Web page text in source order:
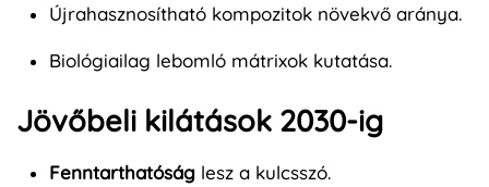
Újrahasznosítható kompozitok növekvő aránya.
Biológiailag lebomló mátrixok kutatása.
Jövőbeli kilátások 2030-ig
Fenntarthatóság lesz a kulcsszó.